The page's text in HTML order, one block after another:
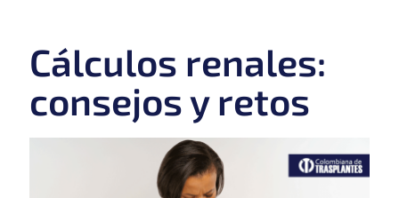
Cálculos renales:
consejos y retos